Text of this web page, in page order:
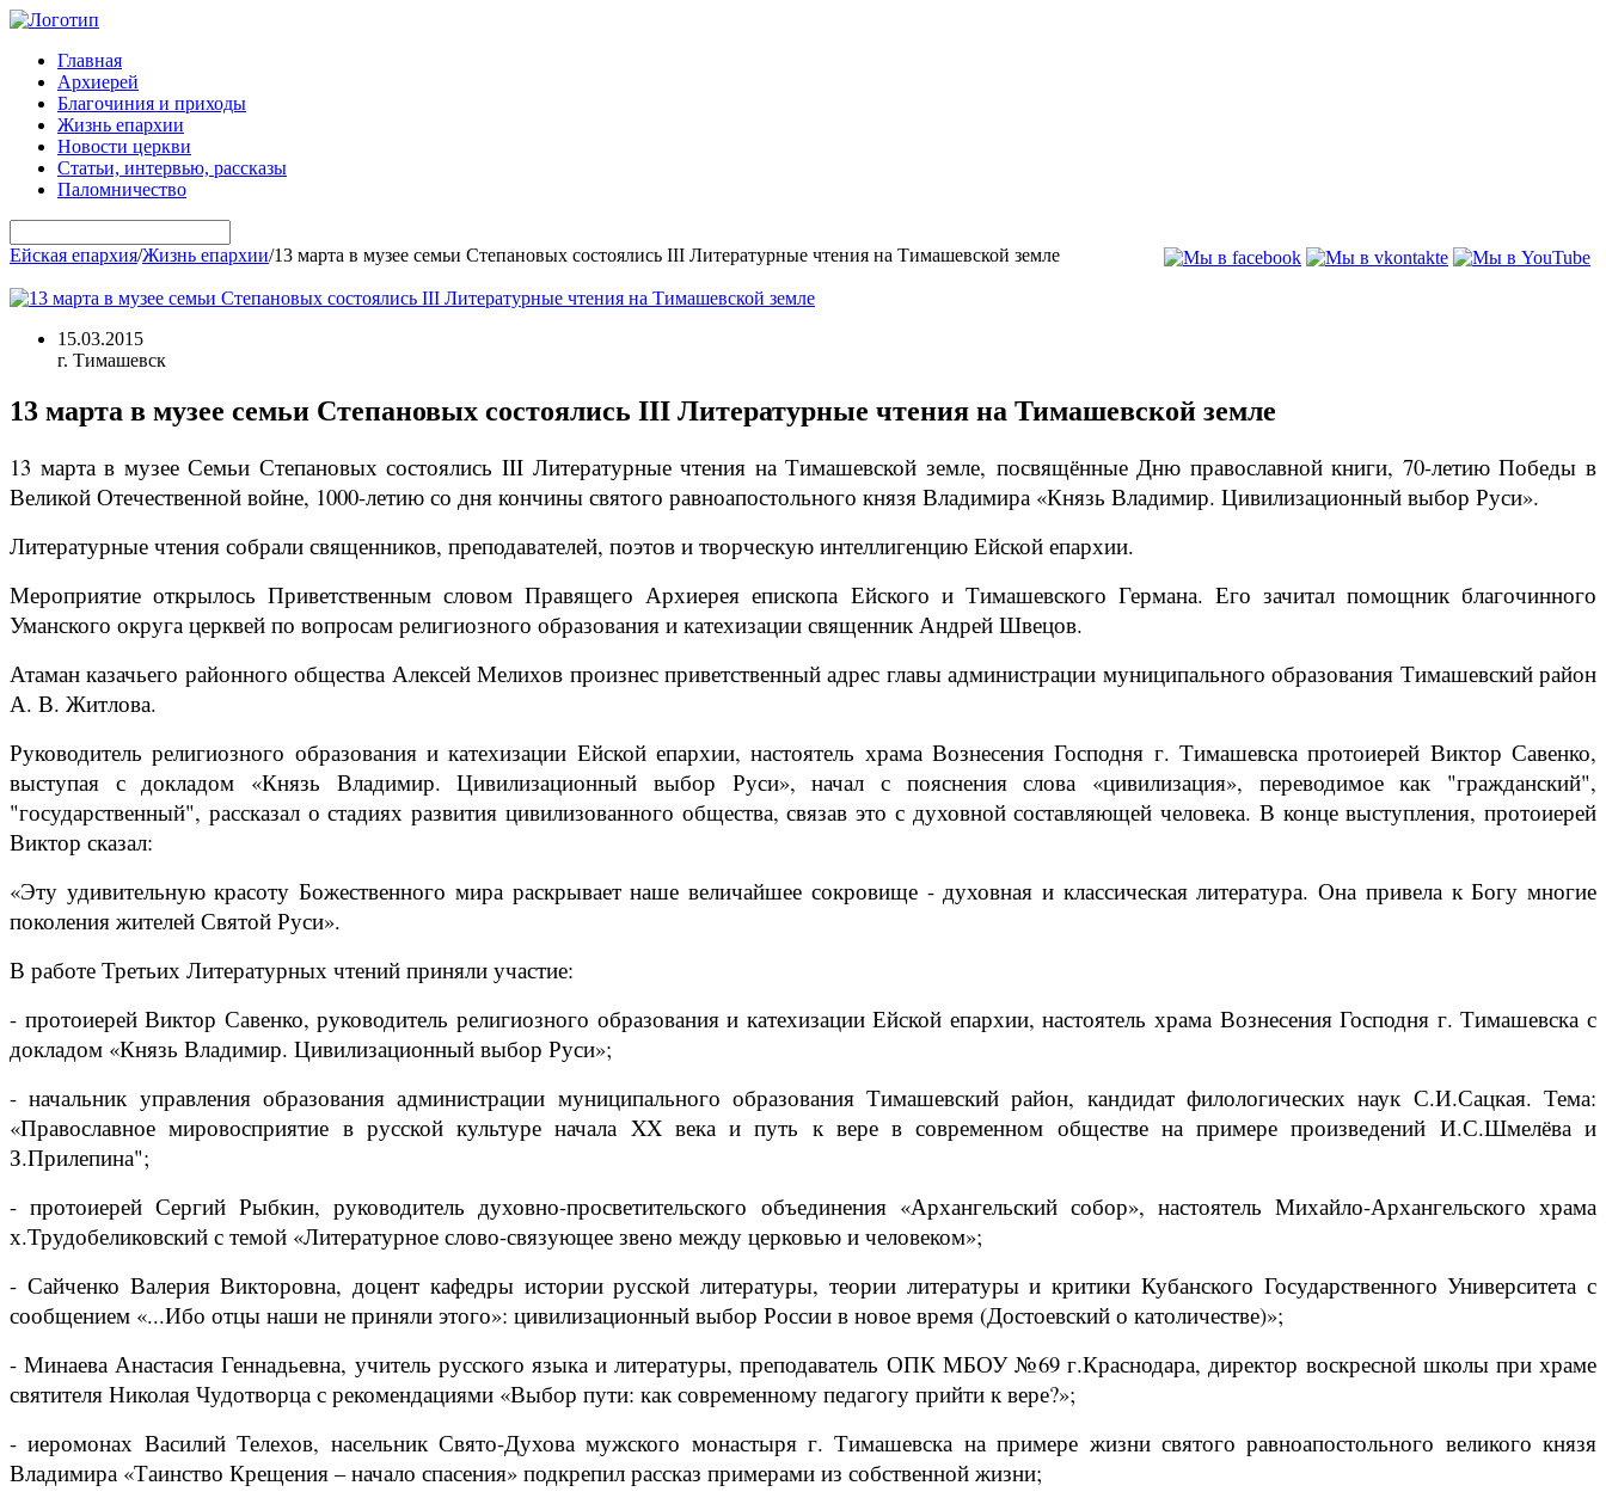
Главная
Архиерей
Благочиния и приходы
Жизнь епархии
Новости церкви
Статьи, интервью, рассказы
Паломничество
Ейская епархия/Жизнь епархии/13 марта в музее cемьи Степановых состоялись III Литературные чтения на Тимашевской земле
15.03.2015
г. Тимашевск
13 марта в музее cемьи Степановых состоялись III Литературные чтения на Тимашевской земле
13 марта в музее Семьи Степановых состоялись III Литературные чтения на Тимашевской земле, посвящённые Дню православной книги, 70-летию Победы в
Великой Отечественной войне, 1000-летию со дня кончины святого равноапостольного князя Владимира «Князь Владимир. Цивилизационный выбор Руси».
Литературные чтения собрали священников, преподавателей, поэтов и творческую интеллигенцию Ейской епархии.
Мероприятие открылось Приветственным словом Правящего Архиерея епископа Ейского и Тимашевского Германа. Его зачитал помощник благочинного
Уманского округа церквей по вопросам религиозного образования и катехизации священник Андрей Швецов.
Атаман казачьего районного общества Алексей Мелихов произнес приветственный адрес главы администрации муниципального образования Тимашевский район
А. В. Житлова.
Руководитель религиозного образования и катехизации Ейской епархии, настоятель храма Вознесения Господня г. Тимашевска протоиерей Виктор Савенко,
выступая с докладом «Князь Владимир. Цивилизационный выбор Руси», начал с пояснения слова «цивилизация», переводимое как "гражданский",
"государственный", рассказал о стадиях развития цивилизованного общества, связав это с духовной составляющей человека. В конце выступления, протоиерей
Виктор сказал:
«Эту удивительную красоту Божественного мира раскрывает наше величайшее сокровище - духовная и классическая литература. Она привела к Богу многие
поколения жителей Святой Руси».
В работе Третьих Литературных чтений приняли участие:
- протоиерей Виктор Савенко, руководитель религиозного образования и катехизации Ейской епархии, настоятель храма Вознесения Господня г. Тимашевска с
докладом «Князь Владимир. Цивилизационный выбор Руси»;
- начальник управления образования администрации муниципального образования Тимашевский район, кандидат филологических наук С.И.Сацкая. Тема:
«Православное мировосприятие в русской культуре начала XX века и путь к вере в современном обществе на примере произведений И.С.Шмелёва и
З.Прилепина";
- протоиерей Сергий Рыбкин, руководитель духовно-просветительского объединения «Архангельский собор», настоятель Михайло-Архангельского храма
х.Трудобеликовский с темой «Литературное слово-связующее звено между церковью и человеком»;
- Сайченко Валерия Викторовна, доцент кафедры истории русской литературы, теории литературы и критики Кубанского Государственного Университета с
сообщением «...Ибо отцы наши не приняли этого»: цивилизационный выбор России в новое время (Достоевский о католичестве)»;
- Минаева Анастасия Геннадьевна, учитель русского языка и литературы, преподаватель ОПК МБОУ №69 г.Краснодара, директор воскресной школы при храме
святителя Николая Чудотворца с рекомендациями «Выбор пути: как современному педагогу прийти к вере?»;
- иеромонах Василий Телехов, насельник Свято-Духова мужского монастыря г. Тимашевска на примере жизни святого равноапостольного великого князя
Владимира «Таинство Крещения – начало спасения» подкрепил рассказ примерами из собственной жизни;